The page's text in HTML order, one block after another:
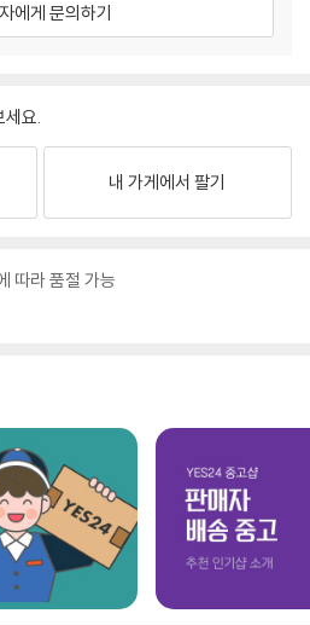
에게 문의하기
세요.
내 가게에서 팔기
따라 품절 가능